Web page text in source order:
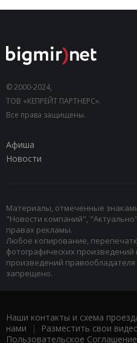
© 2000-2024,
ТОВ «КЕПРЕЙТ ПАРТНЕРС».
Все права защищены.
Афиша
Новости
Материалы, отмеченные
"Новости компаний",
правах рекламы.
Любое копирование,
фотографических
произведений правообладателя
запрещено.
Наши контакты и схема
нами | Разместить свои
Пользовательское Соглашение